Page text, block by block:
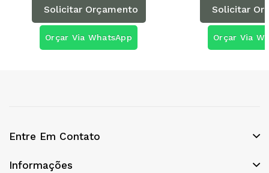
Solicitar Orçamento
Orçar Via WhatsApp
Solicitar
Orçar Via
Entre Em Contato
Informações